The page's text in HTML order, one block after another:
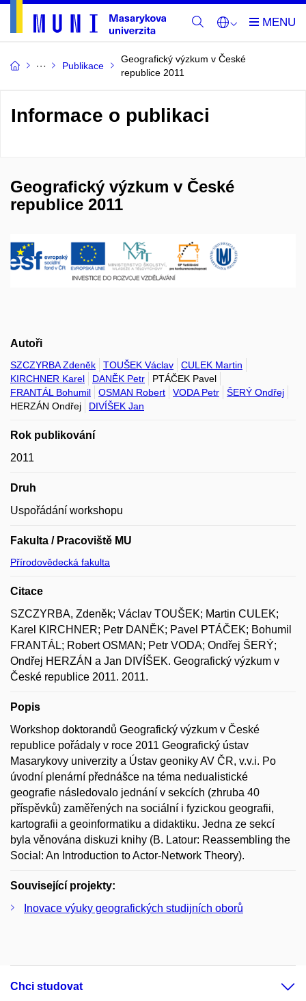
Publikace
Geografický výzkum v České
republice 2011
Informace o publikaci
Geografický výzkum v České
republice 2011
Autoři
SZCZYRBA Zdeněk TOUŠEK Václav
CULEK Martin
KIRCHNER Karel
DANĚK Petr
PTÁČEK Pavel
FRANTÁL Bohumil
OSMAN Robert VODA Petr
ŠERÝ Ondřej
HERZÁN Ondřej
DIVÍŠEK Jan
Rok publikování
2011
Druh
Uspořádání workshopu
Fakulta / Pracoviště MU
Přírodovědecká fakulta
Citace
SZCZYRBA, Zdeněk; Václav TOUŠEK; Martin CULEK;
Karel KIRCHNER; Petr DANĚK; Pavel PTÁČEK; Bohumil
FRANTÁL; Robert OSMAN; Petr VODA; Ondřej ŠERÝ;
Ondřej HERZÁN a Jan DIVÍŠEK. Geografický výzkum v
České republice 2011. 2011.
Popis
Workshop doktorandů Geografický výzkum v České
republice pořádaly v roce 2011 Geografický ústav
Masarykovy univerzity a Ústav geoniky AV ČR, v.v.i. Po
úvodní plenární přednášce na téma nedualistické
geografie následovalo jednání v sekcích (zhruba 40
příspěvků) zaměřených na sociální i fyzickou geografii,
kartografii a geoinformatiku a didaktiku. Jedna ze sekcí
byla věnována diskuzi knihy (B. Latour: Reassembling the
Social: An Introduction to Actor-Network Theory).
Související projekty:
Inovace výuky geografických studijních oborů
Chci studovat